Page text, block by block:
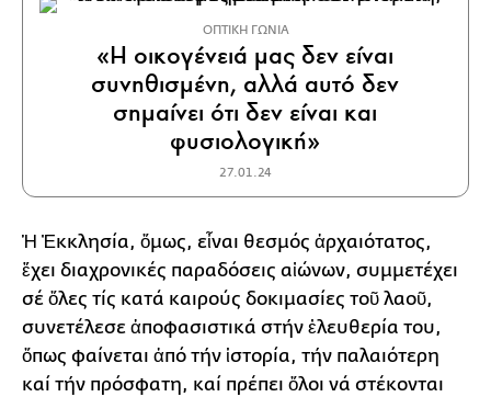
ΟΠΤΙΚΗ ΓΩΝΙΑ
«Η οικογένειά μας δεν είναι
συνηθισμένη, αλλά αυτό δεν
σημαίνει ότι δεν είναι και
φυσιολογική»
27.01.24
Ἡ Ἐκκλησία, ὅμως, εἶναι θεσμός ἀρχαιότατος,
ἔχει διαχρονικές παραδόσεις αἰώνων, συμμετέχει
σέ ὅλες τίς κατά καιρούς δοκιμασίες τοῦ λαοῦ,
συνετέλεσε ἀποφασιστικά στήν ἐλευθερία του,
ὅπως φαίνεται ἀπό τήν ἱστορία, τήν παλαιότερη
καί τήν πρόσφατη, καί πρέπει ὅλοι νά στέκονται